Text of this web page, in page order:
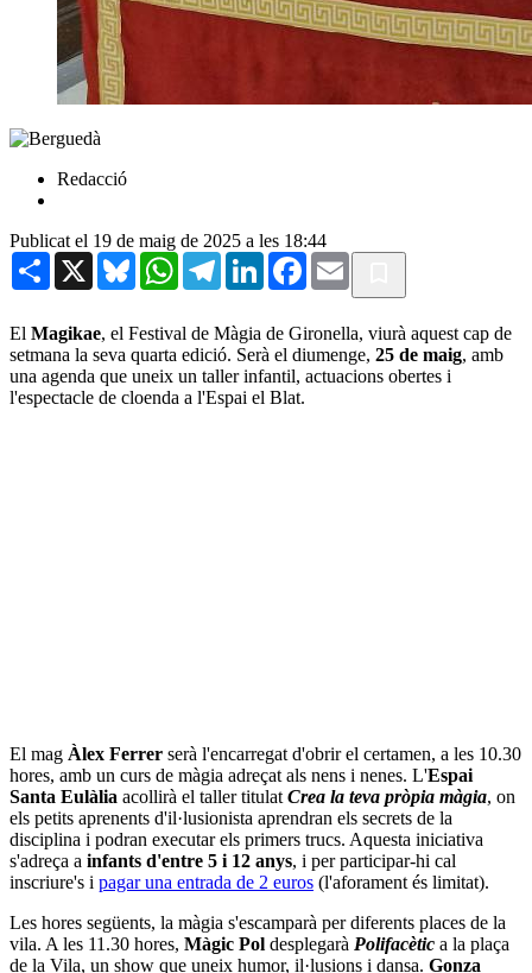
Redacció
Publicat el 19 de maig de 2025 a les 18:44
Share X BlueskyWhatsAppTelegramLinkedInFacebook
Email
El Magikae, el Festival de Màgia de Gironella, viurà aquest cap de
setmana la seva quarta edició. Serà el diumenge, 25 de maig, amb
una agenda que uneix un taller infantil, actuacions obertes i
l'espectacle de cloenda a l'Espai el Blat.
El mag Àlex Ferrer serà l'encarregat d'obrir el certamen, a les 10.30
hores, amb un curs de màgia adreçat als nens i nenes. L'Espai
Santa Eulàlia acollirà el taller titulat Crea la teva pròpia màgia, on
els petits aprenents d'il·lusionista aprendran els secrets de la
disciplina i podran executar els primers trucs. Aquesta iniciativa
s'adreça a infants d'entre 5 i 12 anys, i per participar-hi cal
inscriure's i pagar una entrada de 2 euros (l'aforament és limitat).
Les hores següents, la màgia s'escamparà per diferents places de la
vila. A les 11.30 hores, Màgic Pol desplegarà Polifacètic a la plaça
de la Vila, un show que uneix humor, il·lusions i dansa. Gonza